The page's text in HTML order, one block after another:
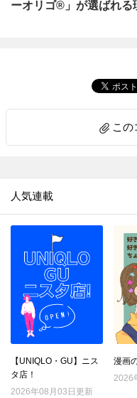
ーオリゴ®」が選ばれる
この
人気連載
【UNIQLO・GU】ニス
タ店！
2026年08月03日更新
漫画
2026